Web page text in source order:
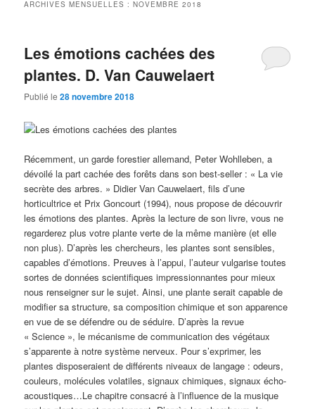
ARCHIVES MENSUELLES :NOVEMBRE 2018
Les émotions cachées des
plantes. D. Van Cauwelaert
Publié le28 novembre 2018
Récemment, un garde forestier allemand, Peter Wohlleben, a
dévoilé la part cachée des forêts dans son best-seller : « La vie
secrète des arbres. » Didier Van Cauwelaert, fils d’une
horticultrice et Prix Goncourt (1994), nous propose de découvrir
les émotions des plantes. Après la lecture de son livre, vous ne
regarderez plus votre plante verte de la même manière (et elle
non plus). D’après les chercheurs, les plantes sont sensibles,
capables d’émotions. Preuves à l’appui, l’auteur vulgarise toutes
sortes de données scientifiques impressionnantes pour mieux
nous renseigner sur le sujet. Ainsi, une plante serait capable de
modifier sa structure, sa composition chimique et son apparence
en vue de se défendre ou de séduire. D’après la revue
« Science », le mécanisme de communication des végétaux
s’apparente à notre système nerveux. Pour s’exprimer, les
plantes disposeraient de différents niveaux de langage : odeurs,
couleurs, molécules volatiles, signaux chimiques, signaux écho-
acoustiques…Le chapitre consacré à l’influence de la musique